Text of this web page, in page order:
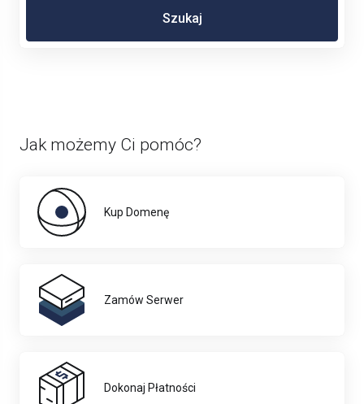
Szukaj
Jak możemy Ci pomóc?
Kup Domenę
Zamów Serwer
Dokonaj Płatności